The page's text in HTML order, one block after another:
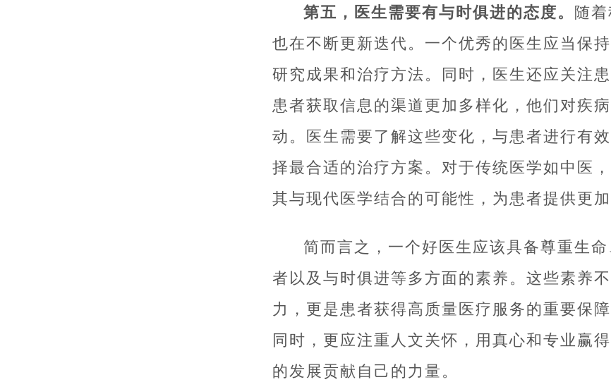
第五，医生需要有与时俱进的态度。 随
也在不断更新迭代。一个优秀的医生应当保
研究成果和治疗方法。同时，医生还应关注
患者获取信息的渠道更加多样化，他们对疾
动。医生需要了解这些变化，与患者进行有
择最合适的治疗方案。对于传统医学如中医
其与现代医学结合的可能性，为患者提供更加
简而言之，一个好医生应该具备尊重生
者以及与时俱进等多方面的素养。这些素养
力，更是患者获得高质量医疗服务的重要保
同时，更应注重人文关怀，用真心和专业赢
的发展贡献自己的力量。